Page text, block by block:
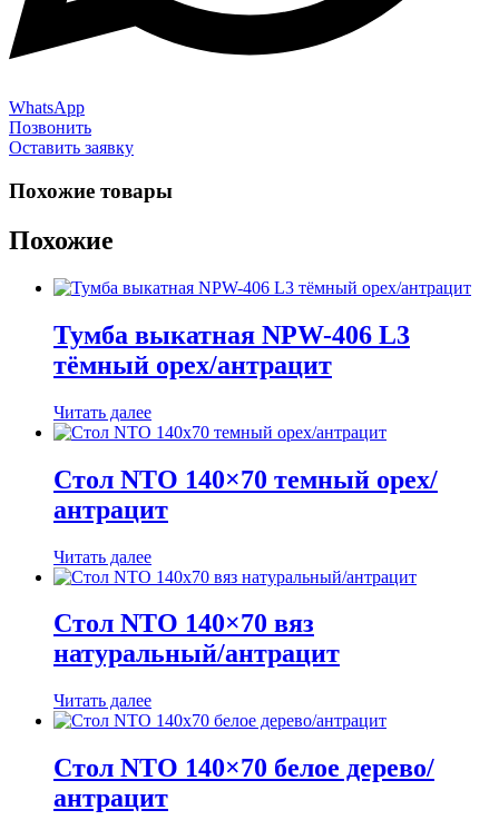
WhatsApp
Позвонить
Оставить заявку
Похожие товары
Похожие
Тумба выкатная NPW-406 L3
тёмный орех/антрацит
Читать далее
Стол NTO 140×70 темный орех/
антрацит
Читать далее
Стол NTO 140×70 вяз
натуральный/антрацит
Читать далее
Стол NTO 140×70 белое дерево/
антрацит